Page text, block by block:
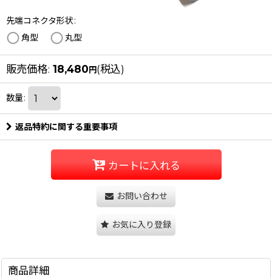
先端コネクタ形状:
角型
丸型
販売価格: 18,480円(税込)
数量:
返品特約に関する重要事項
カートに入れる
お問い合わせ
お気に入り登録
商品詳細